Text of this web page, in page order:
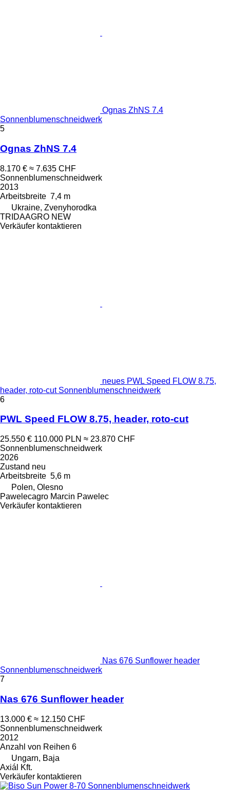
Ognas ZhNS 7.4
Sonnenblumenschneidwerk
5
Ognas ZhNS 7.4
8.170 € ≈ 7.635 CHF
Sonnenblumenschneidwerk
2013
Arbeitsbreite 7,4 m
Ukraine, Zvenyhorodka
TRIDAAGRO NEW
Verkäufer kontaktieren
neues PWL Speed FLOW 8.75,
header, roto-cut Sonnenblumenschneidwerk
6
PWL Speed FLOW 8.75, header, roto-cut
25.550 € 110.000 PLN ≈ 23.870 CHF
Sonnenblumenschneidwerk
2026
Zustand neu
Arbeitsbreite 5,6 m
Polen, Olesno
Pawelecagro Marcin Pawelec
Verkäufer kontaktieren
Nas 676 Sunflower header
Sonnenblumenschneidwerk
7
Nas 676 Sunflower header
13.000 € ≈ 12.150 CHF
Sonnenblumenschneidwerk
2012
Anzahl von Reihen 6
Ungarn, Baja
Axiál Kft.
Verkäufer kontaktieren